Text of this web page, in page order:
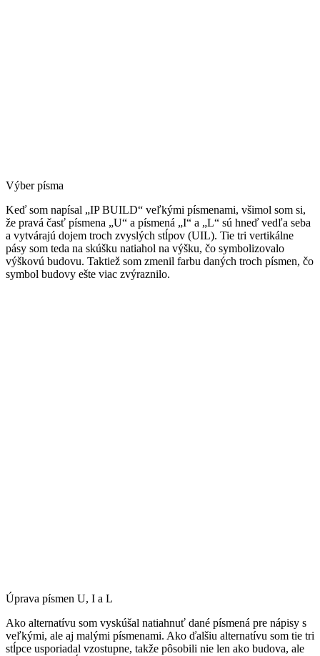
Výber písma
Keď som napísal „IP BUILD“ veľkými písmenami, všimol som si,
že pravá časť písmena „U“ a písmená „I“ a „L“ sú hneď vedľa seba
a vytvárajú dojem troch zvyslých stĺpov (UIL). Tie tri vertikálne
pásy som teda na skúšku natiahol na výšku, čo symbolizovalo
výškovú budovu. Taktiež som zmenil farbu daných troch písmen, čo
symbol budovy ešte viac zvýraznilo.
Úprava písmen U, I a L
Ako alternatívu som vyskúšal natiahnuť dané písmená pre nápisy s
veľkými, ale aj malými písmenami. Ako ďalšiu alternatívu som tie tri
stĺpce usporiadal vzostupne, takže pôsobili nie len ako budova, ale